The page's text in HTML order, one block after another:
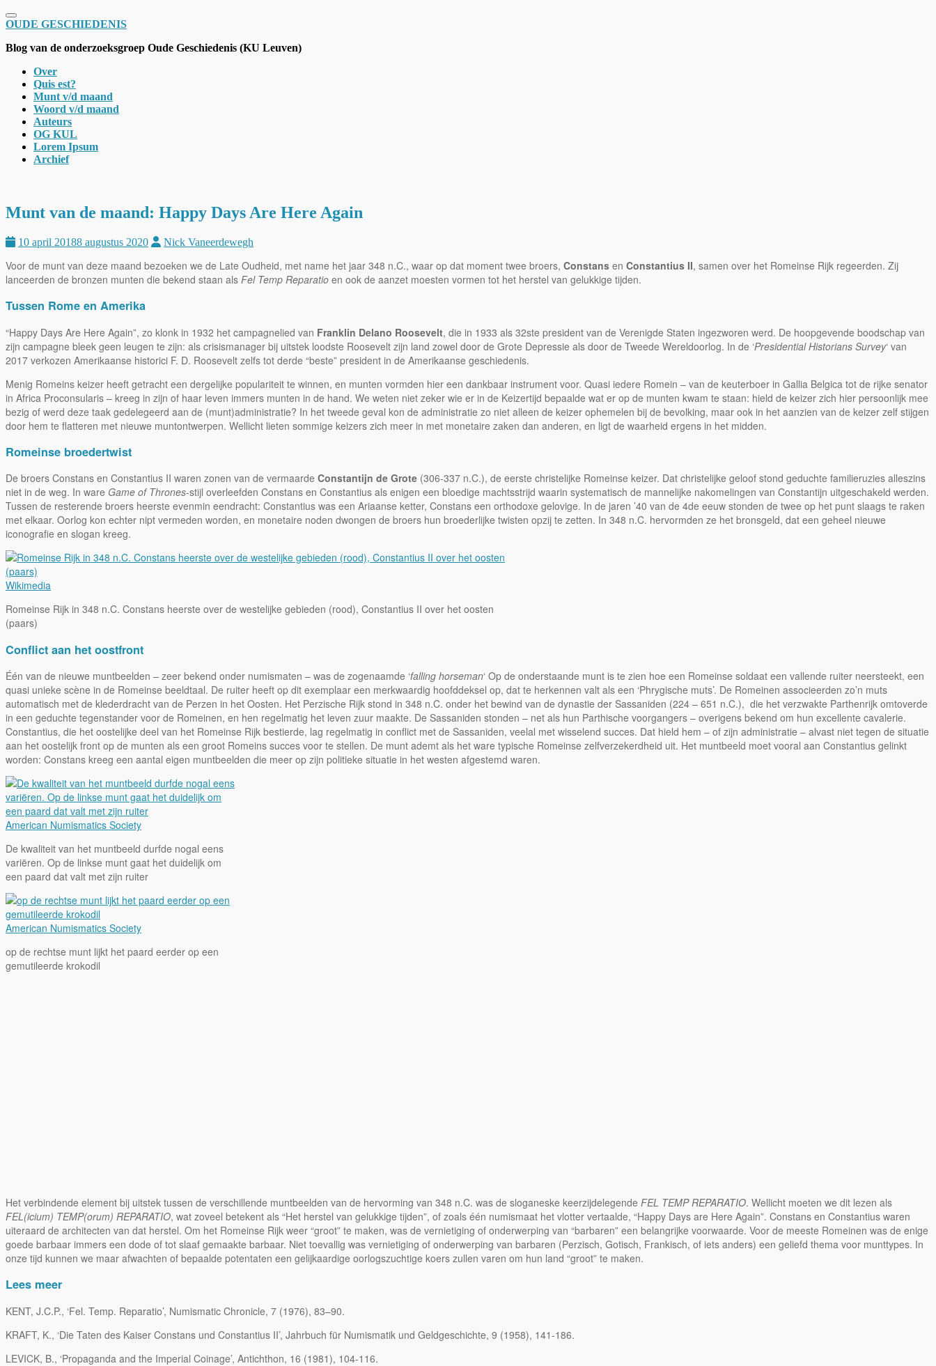
Schakel navigatie
OUDE GESCHIEDENIS
Blog van de onderzoeksgroep Oude Geschiedenis (KU Leuven)
Over
Quis est?
Munt v/d maand
Woord v/d maand
Auteurs
OG KUL
Lorem Ipsum
Archief
Munt van de maand: Happy Days Are Here Again
10 april 20188 augustus 2020 Nick Vaneerdewegh
Voor de munt van deze maand bezoeken we de Late Oudheid, met name het jaar 348 n.C., waar op dat moment twee broers, Constans en Constantius II, samen over het Romeinse Rijk regeerden. Zij
lanceerden de bronzen munten die bekend staan als Fel Temp Reparatio en ook de aanzet moesten vormen tot het herstel van gelukkige tijden.
Tussen Rome en Amerika
“Happy Days Are Here Again”, zo klonk in 1932 het campagnelied van Franklin Delano Roosevelt, die in 1933 als 32ste president van de Verenigde Staten ingezworen werd. De hoopgevende boodschap van
zijn campagne bleek geen leugen te zijn: als crisismanager bij uitstek loodste Roosevelt zijn land zowel door de Grote Depressie als door de Tweede Wereldoorlog. In de ‘Presidential Historians Survey‘ van
2017 verkozen Amerikaanse historici F. D. Roosevelt zelfs tot derde “beste” president in de Amerikaanse geschiedenis.
Menig Romeins keizer heeft getracht een dergelijke populariteit te winnen, en munten vormden hier een dankbaar instrument voor. Quasi iedere Romein – van de keuterboer in Gallia Belgica tot de rijke senator
in Africa Proconsularis – kreeg in zijn of haar leven immers munten in de hand. We weten niet zeker wie er in de Keizertijd bepaalde wat er op de munten kwam te staan: hield de keizer zich hier persoonlijk mee
bezig of werd deze taak gedelegeerd aan de (munt)administratie? In het tweede geval kon de administratie zo niet alleen de keizer ophemelen bij de bevolking, maar ook in het aanzien van de keizer zelf stijgen
door hem te flatteren met nieuwe muntontwerpen. Wellicht lieten sommige keizers zich meer in met monetaire zaken dan anderen, en ligt de waarheid ergens in het midden.
Romeinse broedertwist
De broers Constans en Constantius II waren zonen van de vermaarde Constantijn de Grote (306-337 n.C.), de eerste christelijke Romeinse keizer. Dat christelijke geloof stond geduchte familieruzies alleszins
niet in de weg. In ware Game of Thrones-stijl overleefden Constans en Constantius als enigen een bloedige machtsstrijd waarin systematisch de mannelijke nakomelingen van Constantijn uitgeschakeld werden.
Tussen de resterende broers heerste evenmin eendracht: Constantius was een Ariaanse ketter, Constans een orthodoxe gelovige. In de jaren ’40 van de 4de eeuw stonden de twee op het punt slaags te raken
met elkaar. Oorlog kon echter nipt vermeden worden, en monetaire noden dwongen de broers hun broederlijke twisten opzij te zetten. In 348 n.C. hervormden ze het bronsgeld, dat een geheel nieuwe
iconografie en slogan kreeg.
Wikimedia
Romeinse Rijk in 348 n.C. Constans heerste over de westelijke gebieden (rood), Constantius II over het oosten
(paars)
Conflict aan het oostfront
Één van de nieuwe muntbeelden – zeer bekend onder numismaten – was de zogenaamde ‘falling horseman‘ Op de onderstaande munt is te zien hoe een Romeinse soldaat een vallende ruiter neersteekt, een
quasi unieke scène in de Romeinse beeldtaal. De ruiter heeft op dit exemplaar een merkwaardig hoofddeksel op, dat te herkennen valt als een ‘Phrygische muts’. De Romeinen associeerden zo’n muts
automatisch met de klederdracht van de Perzen in het Oosten. Het Perzische Rijk stond in 348 n.C. onder het bewind van de dynastie der Sassaniden (224 – 651 n.C.), die het verzwakte Parthenrijk omtoverde
in een geduchte tegenstander voor de Romeinen, en hen regelmatig het leven zuur maakte. De Sassaniden stonden – net als hun Parthische voorgangers – overigens bekend om hun excellente cavalerie.
Constantius, die het oostelijke deel van het Romeinse Rijk bestierde, lag regelmatig in conflict met de Sassaniden, veelal met wisselend succes. Dat hield hem – of zijn administratie – alvast niet tegen de situatie
aan het oostelijk front op de munten als een groot Romeins succes voor te stellen. De munt ademt als het ware typische Romeinse zelfverzekerdheid uit. Het muntbeeld moet vooral aan Constantius gelinkt
worden: Constans kreeg een aantal eigen muntbeelden die meer op zijn politieke situatie in het westen afgestemd waren.
American Numismatics Society
De kwaliteit van het muntbeeld durfde nogal eens
variëren. Op de linkse munt gaat het duidelijk om
een paard dat valt met zijn ruiter
American Numismatics Society
op de rechtse munt lijkt het paard eerder op een
gemutileerde krokodil
Het verbindende element bij uitstek tussen de verschillende muntbeelden van de hervorming van 348 n.C. was de sloganeske keerzijdelegende FEL TEMP REPARATIO. Wellicht moeten we dit lezen als
FEL(icium) TEMP(orum) REPARATIO, wat zoveel betekent als “Het herstel van gelukkige tijden”, of zoals één numismaat het vlotter vertaalde, “Happy Days are Here Again”. Constans en Constantius waren
uiteraard de architecten van dat herstel. Om het Romeinse Rijk weer “groot” te maken, was de vernietiging of onderwerping van “barbaren” een belangrijke voorwaarde. Voor de meeste Romeinen was de enige
goede barbaar immers een dode of tot slaaf gemaakte barbaar. Niet toevallig was vernietiging of onderwerping van barbaren (Perzisch, Gotisch, Frankisch, of iets anders) een geliefd thema voor munttypes. In
onze tijd kunnen we maar afwachten of bepaalde potentaten een gelijkaardige oorlogszuchtige koers zullen varen om hun land “groot” te maken.
Lees meer
KENT, J.C.P., ‘Fel. Temp. Reparatio’, Numismatic Chronicle, 7 (1976), 83–90.
KRAFT, K., ‘Die Taten des Kaiser Constans und Constantius II’, Jahrbuch für Numismatik und Geldgeschichte, 9 (1958), 141-186.
LEVICK, B., ‘Propaganda and the Imperial Coinage’, Antichthon, 16 (1981), 104-116.